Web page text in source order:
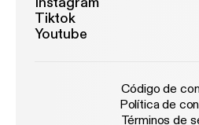
Tiktok
Youtube
Código de
Política de
Términos de